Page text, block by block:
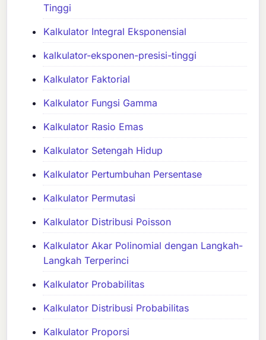
Tinggi
Kalkulator Integral Eksponensial
kalkulator-eksponen-presisi-tinggi
Kalkulator Faktorial
Kalkulator Fungsi Gamma
Kalkulator Rasio Emas
Kalkulator Setengah Hidup
Kalkulator Pertumbuhan Persentase
Kalkulator Permutasi
Kalkulator Distribusi Poisson
Kalkulator Akar Polinomial dengan Langkah-
Langkah Terperinci
Kalkulator Probabilitas
Kalkulator Distribusi Probabilitas
Kalkulator Proporsi